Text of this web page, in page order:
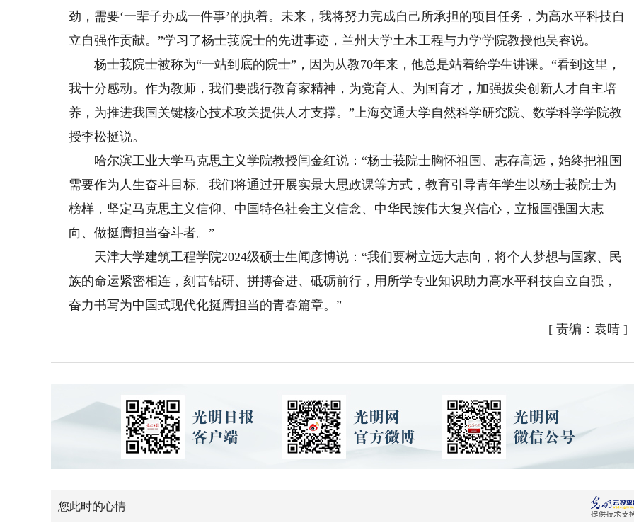
劲，需要‘一辈子办成一件事’的执着。未来，我将努力完成自己所承担的项目任务，为高水平科技自
立自强作贡献。”学习了杨士莪院士的先进事迹，兰州大学土木工程与力学学院教授他吴睿说。
杨士莪院士被称为“一站到底的院士”，因为从教70年来，他总是站着给学生讲课。“看到这里，
我十分感动。作为教师，我们要践行教育家精神，为党育人、为国育才，加强拔尖创新人才自主培
养，为推进我国关键核心技术攻关提供人才支撑。”上海交通大学自然科学研究院、数学科学学院教
授李松挺说。
哈尔滨工业大学马克思主义学院教授闫金红说：“杨士莪院士胸怀祖国、志存高远，始终把祖国
需要作为人生奋斗目标。我们将通过开展实景大思政课等方式，教育引导青年学生以杨士莪院士为
榜样，坚定马克思主义信仰、中国特色社会主义信念、中华民族伟大复兴信心，立报国强国大志
向、做挺膺担当奋斗者。”
天津大学建筑工程学院2024级硕士生闻彦博说：“我们要树立远大志向，将个人梦想与国家、民
族的命运紧密相连，刻苦钻研、拼搏奋进、砥砺前行，用所学专业知识助力高水平科技自立自强，
奋力书写为中国式现代化挺膺担当的青春篇章。”
[ 责编：袁晴]
您此时的心情